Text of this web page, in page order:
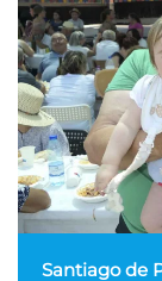
Santiago de